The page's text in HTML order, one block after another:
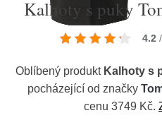
Kalhoty s puky
4.2 /
Oblíbený produkt Kalhoty s
pocházející od značky
cenu 3749 Kč.